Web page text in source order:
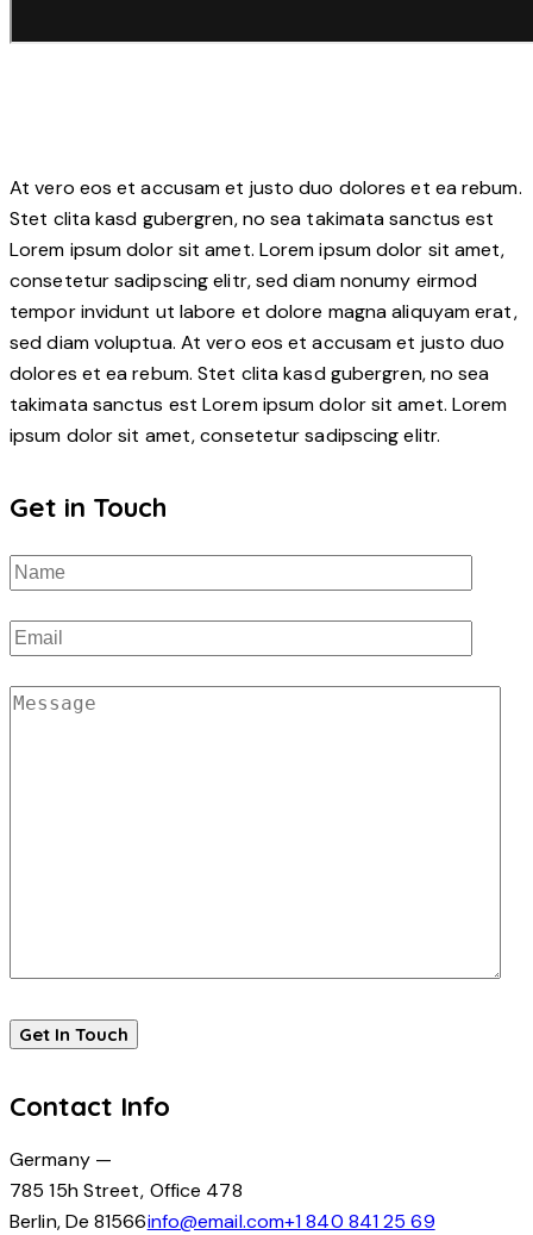
At vero eos et accusam et justo duo dolores et ea rebum.
Stet clita kasd gubergren, no sea takimata sanctus est
Lorem ipsum dolor sit amet. Lorem ipsum dolor sit amet,
consetetur sadipscing elitr, sed diam nonumy eirmod
tempor invidunt ut labore et dolore magna aliquyam erat,
sed diam voluptua. At vero eos et accusam et justo duo
dolores et ea rebum. Stet clita kasd gubergren, no sea
takimata sanctus est Lorem ipsum dolor sit amet. Lorem
ipsum dolor sit amet, consetetur sadipscing elitr.
Get in Touch
Contact Info
Germany —
785 15h Street, Office 478
Berlin, De 81566info@email.com+1 840 841 25 69